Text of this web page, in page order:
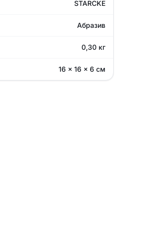
STARCKE
Абразив
0,30 кг
16 × 16 × 6 см